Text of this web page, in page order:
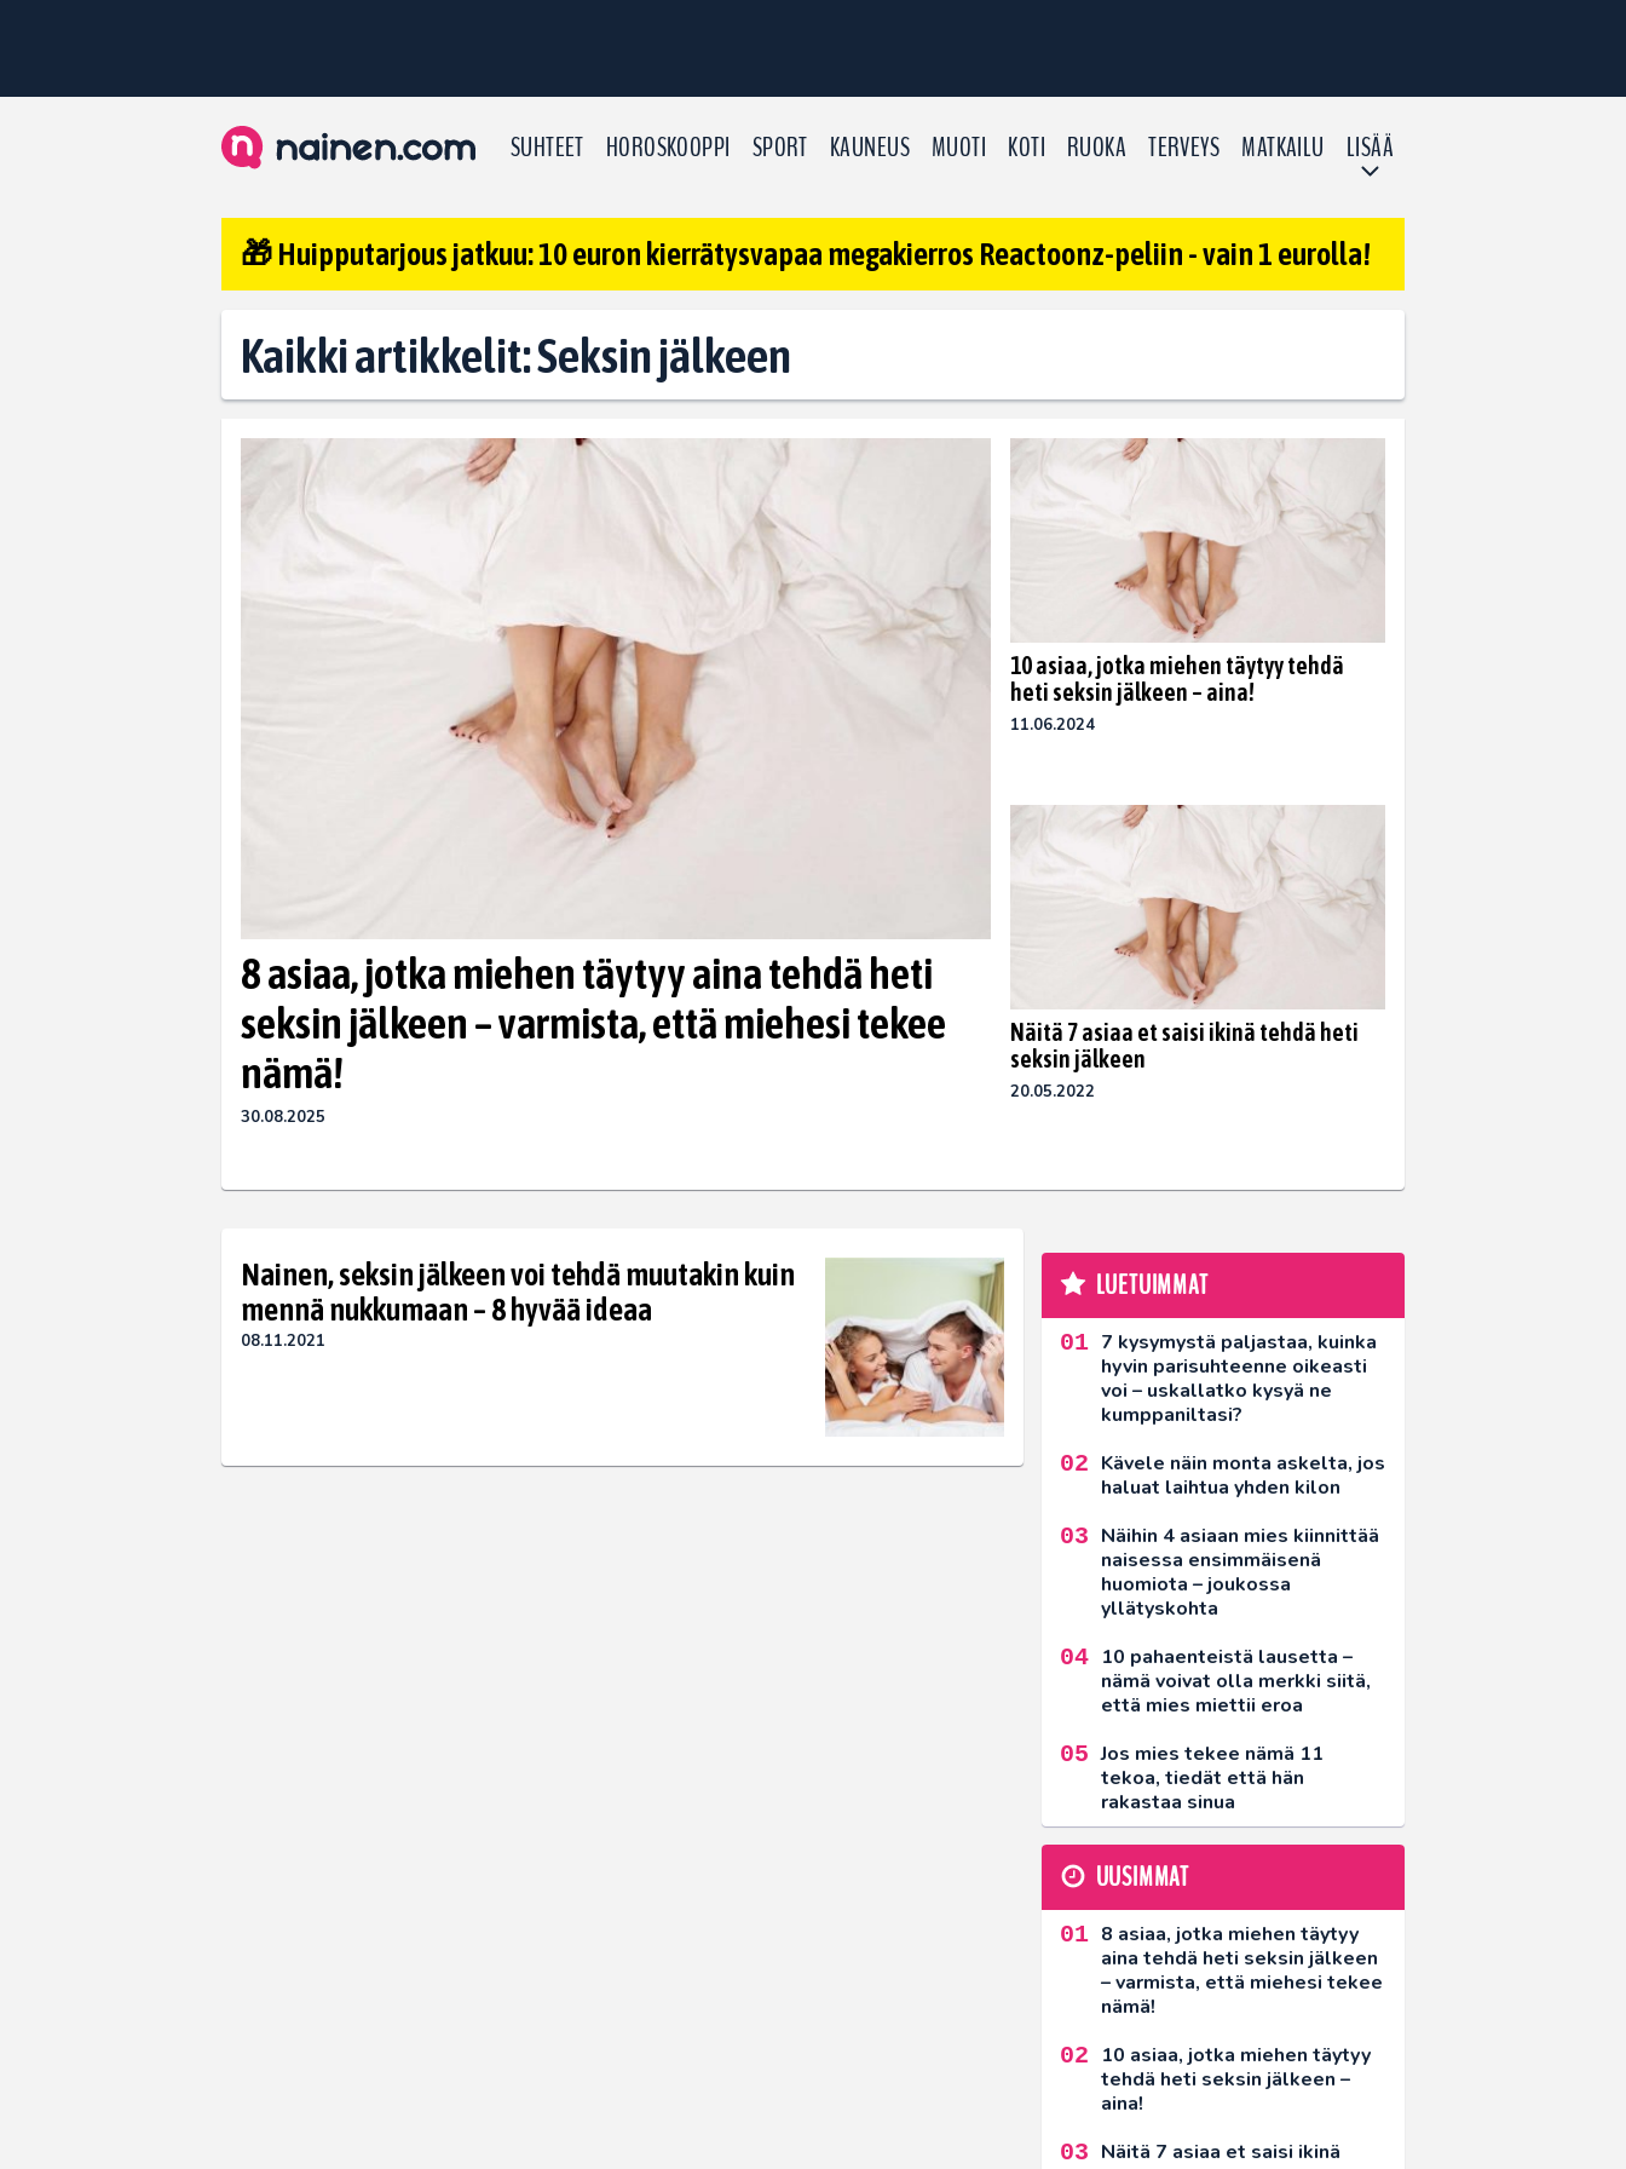
SUHTEET HOROSKOOPPI SPORT KAUNEUS MUOTI KOTI RUOKA TERVEYS MATKAILU LISÄÄ
🎁 Huipputarjous jatkuu: 10 euron kierrätysvapaa megakierros Reactoonz-peliin - vain 1 eurolla!
Kaikki artikkelit: Seksin jälkeen
8 asiaa, jotka miehen täytyy aina tehdä heti
seksin jälkeen – varmista, että miehesi tekee
nämä!
30.08.2025
10 asiaa, jotka miehen täytyy tehdä
heti seksin jälkeen – aina!
11.06.2024
Näitä 7 asiaa et saisi ikinä tehdä heti
seksin jälkeen
20.05.2022
Nainen, seksin jälkeen voi tehdä muutakin kuin
mennä nukkumaan – 8 hyvää ideaa
08.11.2021
LUETUIMMAT
7 kysymystä paljastaa, kuinka
hyvin parisuhteenne oikeasti
voi – uskallatko kysyä ne
kumppaniltasi?
Kävele näin monta askelta, jos
haluat laihtua yhden kilon
Näihin 4 asiaan mies kiinnittää
naisessa ensimmäisenä
huomiota – joukossa
yllätyskohta
10 pahaenteistä lausetta –
nämä voivat olla merkki siitä,
että mies miettii eroa
Jos mies tekee nämä 11
tekoa, tiedät että hän
rakastaa sinua
UUSIMMAT
8 asiaa, jotka miehen täytyy
aina tehdä heti seksin jälkeen
– varmista, että miehesi tekee
nämä!
10 asiaa, jotka miehen täytyy
tehdä heti seksin jälkeen –
aina!
Näitä 7 asiaa et saisi ikinä